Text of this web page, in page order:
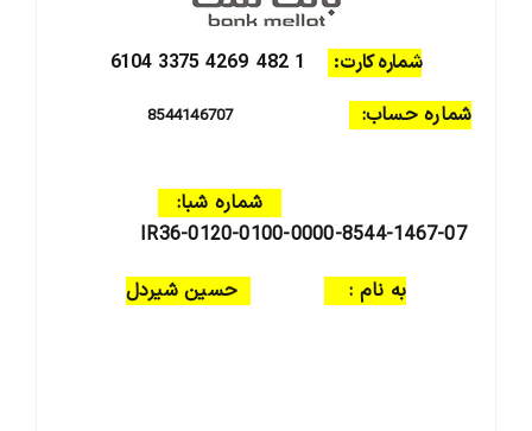
شماره کارت:
1 482 4269 3375 6104
شماره حساب:
8544146707
شماره شبا:
IR36-0120-0100-0000-8544-1467-07
به نام :
حسین شیردل